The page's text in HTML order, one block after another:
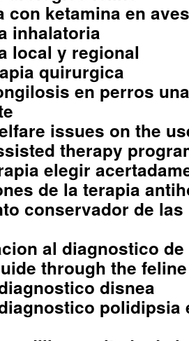
con ketamina en
inhalatoria
local y regional
quirurgica
en perros
issues on the
therapy
elegir
de la terapia
conservador de
al diagnostico
through the
disnea
polidipsia